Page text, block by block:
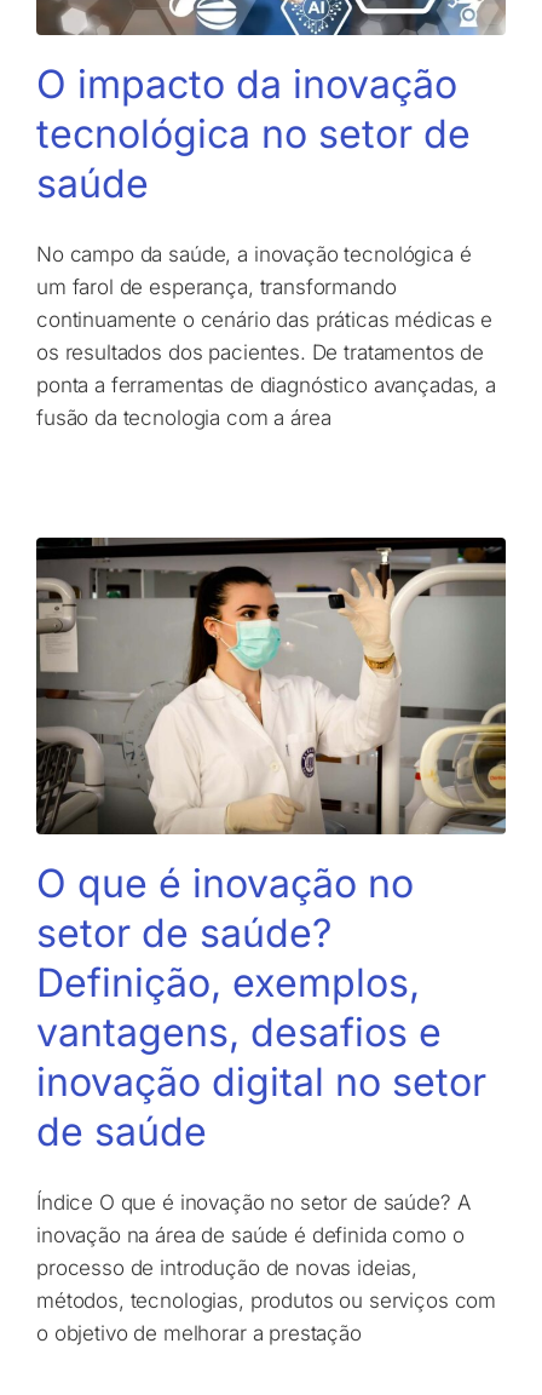
O impacto da inovação
tecnológica no setor de
saúde
No campo da saúde, a inovação tecnológica é
um farol de esperança, transformando
continuamente o cenário das práticas médicas e
os resultados dos pacientes. De tratamentos de
ponta a ferramentas de diagnóstico avançadas, a
fusão da tecnologia com a área
O que é inovação no
setor de saúde?
Definição, exemplos,
vantagens, desafios e
inovação digital no setor
de saúde
Índice O que é inovação no setor de saúde? A
inovação na área de saúde é definida como o
processo de introdução de novas ideias,
métodos, tecnologias, produtos ou serviços com
o objetivo de melhorar a prestação